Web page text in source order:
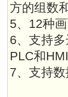
方的组数
5、12种
6、支持
PLC和HMI
7、支持